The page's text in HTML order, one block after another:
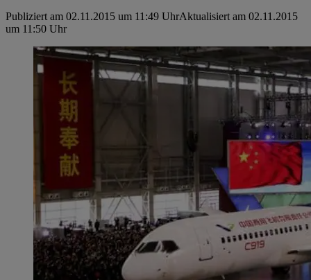
Publiziert am 02.11.2015 um 11:49 UhrAktualisiert am 02.11.2015
um 11:50 Uhr